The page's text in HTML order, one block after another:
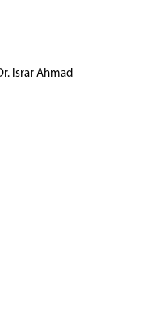
Israr Ahmad